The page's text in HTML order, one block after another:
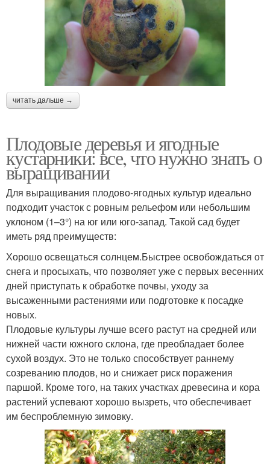
читать дальше →
Плодовые деревья и ягодные
кустарники: все, что нужно знать о
выращивании
Для выращивания плодово-ягодных культур идеально
подходит участок с ровным рельефом или небольшим
уклоном (1–3°) на юг или юго-запад. Такой сад будет
иметь ряд преимуществ:
Хорошо освещаться солнцем.Быстрее освобождаться от
снега и просыхать, что позволяет уже с первых весенних
дней приступать к обработке почвы, уходу за
высаженными растениями или подготовке к посадке
новых.
Плодовые культуры лучше всего растут на средней или
нижней части южного склона, где преобладает более
сухой воздух. Это не только способствует раннему
созреванию плодов, но и снижает риск поражения
паршой. Кроме того, на таких участках древесина и кора
растений успевают хорошо вызреть, что обеспечивает
им беспроблемную зимовку.